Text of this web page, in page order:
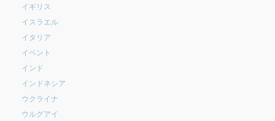
イギリス
イスラエル
イタリア
イベント
インド
インドネシア
ウクライナ
ウルグアイ